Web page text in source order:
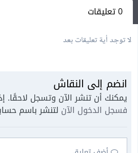
0 تعليقات
لا توجد أية تعليقات بعد
انضم إلى النقاش
يمكنك أن تنشر الآن وتسجل لاحقًا.
فسجل الدخول الآن لتنشر باسم